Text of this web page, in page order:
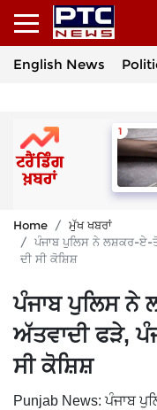
English News
Home
ਮੁੱਖ ਖਬਰਾਂ
ਪੰਜਾਬ ਪੁਲਿਸ ਨੇ ਲਸ਼ਕਰ-ਏ-
ਦੀ ਸੀ ਕੋਸ਼ਿਸ਼
ਪੰਜਾਬ ਪੁਲਿਸ ਨੇ
ਅੱਤਵਾਦੀ ਫੜੇ,
ਸੀ ਕੋਸ਼ਿਸ਼
Punjab News: ਪੰਜਾਬ